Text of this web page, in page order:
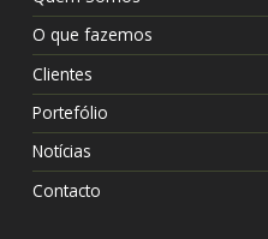
O que fazemos
Clientes
Portefólio
Notícias
Contacto